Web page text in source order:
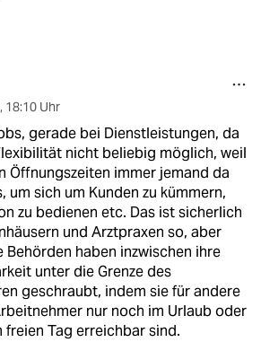
, 18:10 Uhr
gerade bei Dienstleistungen, da
nicht beliebig möglich, weil
Öffnungszeiten immer jemand da
um sich um Kunden zu kümmern,
zu bedienen etc. Das ist sicherlich
und Arztpraxen so, aber
Behörden haben inzwischen ihre
unter die Grenze des
geschraubt, indem sie für andere
nur noch im Urlaub oder
freien Tag erreichbar sind.